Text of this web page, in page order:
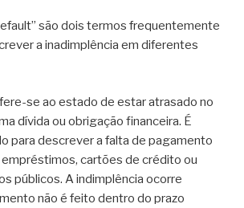
são dois termos frequentemente
a inadimplência em diferentes
se ao estado de estar atrasado no
dívida ou obrigação financeira. É
para descrever a falta de pagamento
cartões de crédito ou
públicos. A indimplência ocorre
não é feito dentro do prazo